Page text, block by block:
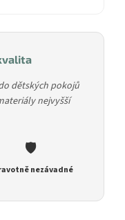
dětských pokojů
nejvyšší
🛡️
nezávadné